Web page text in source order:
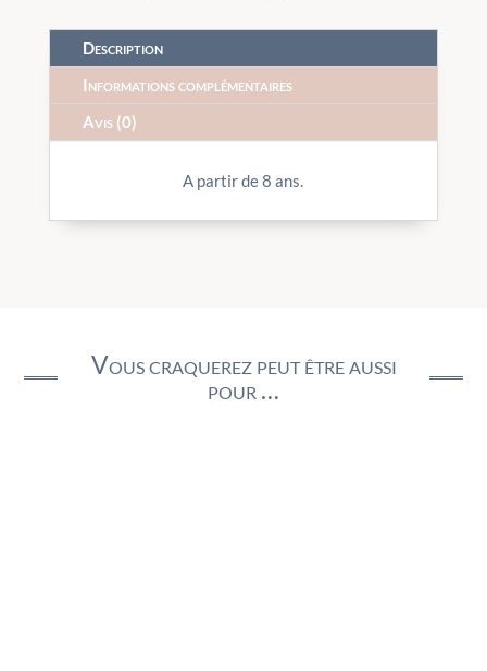
Description
Informations complémentaires
Avis (0)
A partir de 8 ans.
Vous craquerez peut être aussi
pour …